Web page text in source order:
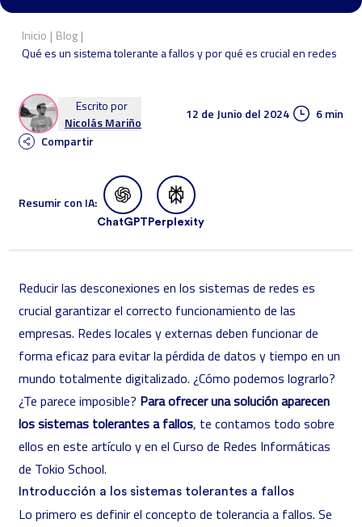
Inicio | Blog |
Qué es un sistema tolerante a fallos y por qué es crucial en redes
Escrito por
Nicolás Mariño
12 de Junio del 2024
6 min
Compartir
Resumir con IA:
ChatGPT Perplexity
Reducir las desconexiones en los sistemas de redes es
crucial garantizar el correcto funcionamiento de las
empresas. Redes locales y externas deben funcionar de
forma eficaz para evitar la pérdida de datos y tiempo en un
mundo totalmente digitalizado. ¿Cómo podemos lograrlo?
¿Te parece imposible? Para ofrecer una solución aparecen
los sistemas tolerantes a fallos, te contamos todo sobre
ellos en este artículo y en el Curso de Redes Informáticas
de Tokio School.
Introducción a los sistemas tolerantes a fallos
Lo primero es definir el concepto de tolerancia a fallos. Se